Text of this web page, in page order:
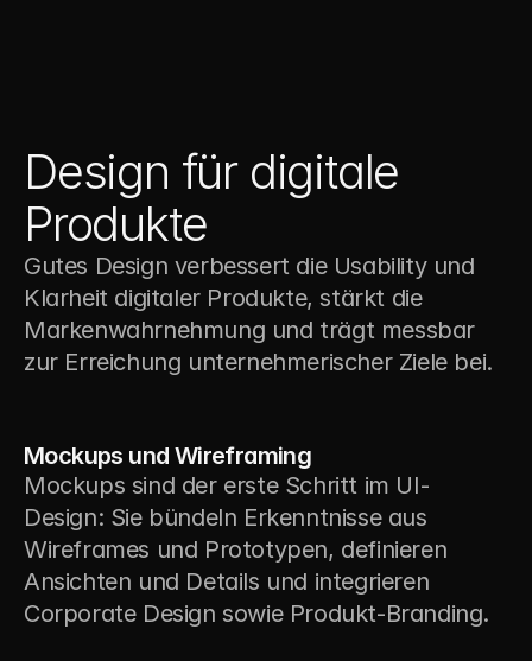
Design für digitale
Produkte
Gutes Design verbessert die Usability und
Klarheit digitaler Produkte, stärkt die
Markenwahrnehmung und trägt messbar
zur Erreichung unternehmerischer Ziele bei.
Mockups und Wireframing
Mockups sind der erste Schritt im UI-
Design: Sie bündeln Erkenntnisse aus
Wireframes und Prototypen, definieren
Ansichten und Details und integrieren
Corporate Design sowie Produkt-Branding.